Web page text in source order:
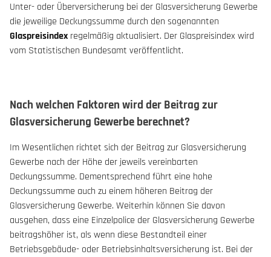
Unter- oder Überversicherung bei der Glasversicherung Gewerbe
die jeweilige Deckungssumme durch den sogenannten
Glaspreisindex regelmäßig aktualisiert. Der Glaspreisindex wird
vom Statistischen Bundesamt veröffentlicht.
Nach welchen Faktoren wird der Beitrag zur
Glasversicherung Gewerbe berechnet?
Im Wesentlichen richtet sich der Beitrag zur Glasversicherung
Gewerbe nach der Höhe der jeweils vereinbarten
Deckungssumme. Dementsprechend führt eine hohe
Deckungssumme auch zu einem höheren Beitrag der
Glasversicherung Gewerbe. Weiterhin können Sie davon
ausgehen, dass eine Einzelpolice der Glasversicherung Gewerbe
beitragshöher ist, als wenn diese Bestandteil einer
Betriebsgebäude- oder Betriebsinhaltsversicherung ist. Bei der